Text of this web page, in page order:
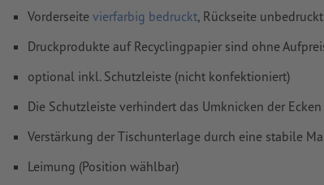
Vorderseite vierfarbig bedruckt, Rückseite
Druckprodukte auf Recyclingpapier sind ohne
optional inkl. Schutzleiste (nicht konfektioniert)
Die Schutzleiste verhindert das Umknicken der
Verstärkung der Tischunterlage durch eine stabile
Leimung (Position wählbar)